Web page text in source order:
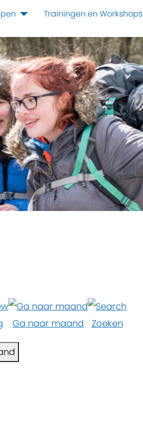
Trainingen en Workshops
Ga naar maand Zoeken